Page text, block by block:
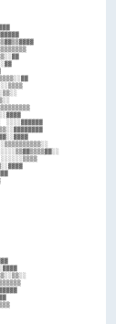
▓▓▓▓▓▓
░░░░░░▒▒░░
▒▒▒▒░░▒▒░░
░░░░▓▓▓▓
░░░░▓▓▓▓▓▓
░░▒▒▒▒▒▒▒▒▒▒░░
░░░░░░▒▒▒▒
▓▓▓▓░░▓▓▓▓
░░  ░░▒▒
░░
▓▓
▓▓▓▓
▓▓▓▓